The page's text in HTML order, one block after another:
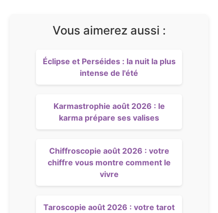
Vous aimerez aussi :
Éclipse et Perséides : la nuit la plus
intense de l'été
Karmastrophie août 2026 : le
karma prépare ses valises
Chiffroscopie août 2026 : votre
chiffre vous montre comment le
vivre
Taroscopie août 2026 : votre tarot